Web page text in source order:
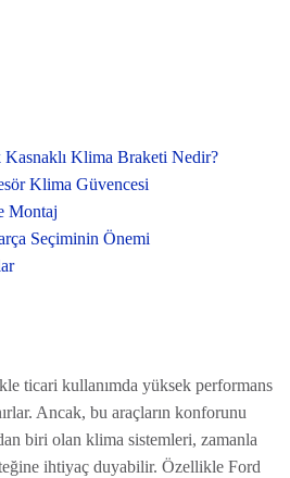
Kasnaklı Klima Braketi Nedir?
Klima Güvencesi
Montaj
Seçiminin Önemi
ticari kullanımda yüksek performans
Ancak, bu araçların konforunu
biri olan klima sistemleri, zamanla
ihtiyaç duyabilir. Özellikle Ford